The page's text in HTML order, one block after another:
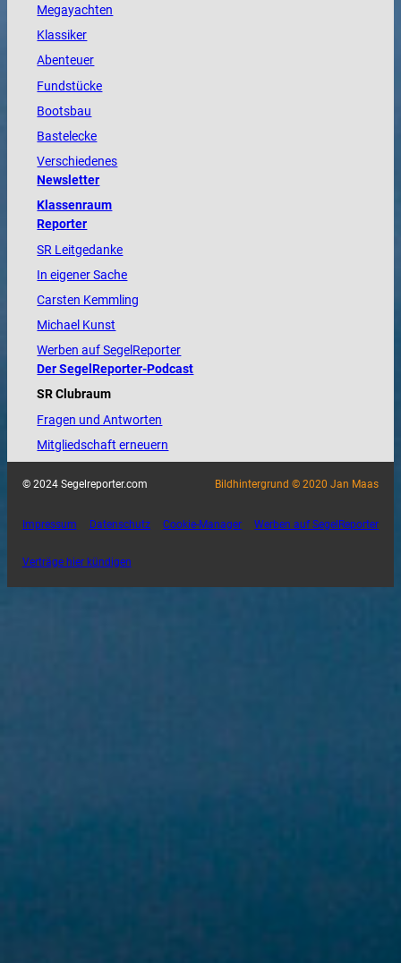
Megayachten
Klassiker
Abenteuer
Fundstücke
Bootsbau
Bastelecke
Verschiedenes
Newsletter
Klassenraum
Reporter
SR Leitgedanke
In eigener Sache
Carsten Kemmling
Michael Kunst
Werben auf SegelReporter
Der SegelReporter-Podcast
SR Clubraum
Fragen und Antworten
Mitgliedschaft erneuern
© 2024 Segelreporter.com Bildhintergrund © 2020 Jan Maas
Impressum Datenschutz Cookie-Manager Werben auf SegelReporter
Verträge hier kündigen